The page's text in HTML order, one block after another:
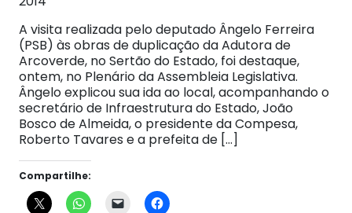
A visita realizada pelo deputado Ângelo Ferreira
(PSB) às obras de duplicação da Adutora de
Arcoverde, no Sertão do Estado, foi destaque,
ontem, no Plenário da Assembleia Legislativa.
Ângelo explicou sua ida ao local, acompanhando o
secretário de Infraestrutura do Estado, João
Bosco de Almeida, o presidente da Compesa,
Roberto Tavares e a prefeita de […]